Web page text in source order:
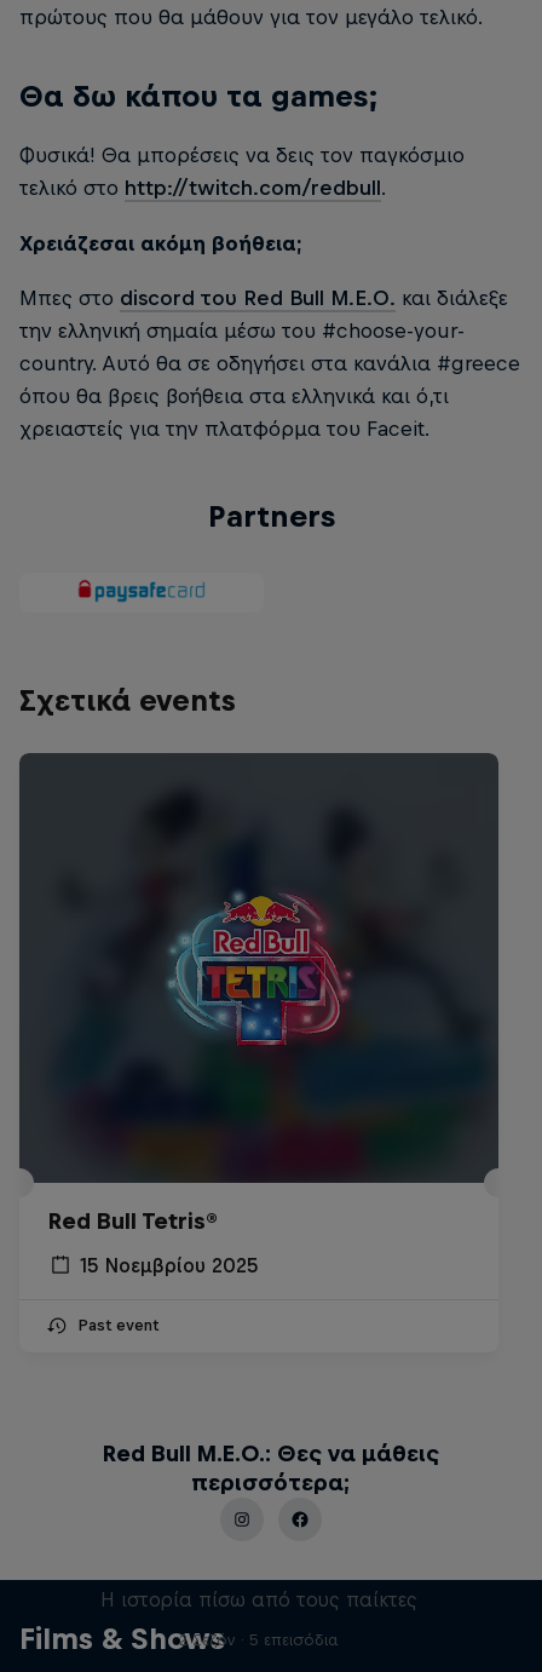
πρώτους που θα μάθουν για τον μεγάλο τελικό.
Θα δω κάπου τα games;
Φυσικά! Θα μπορέσεις να δεις τον παγκόσμιο
τελικό στο http://twitch.com/redbull.
Χρειάζεσαι ακόμη βοήθεια;
Μπες στο discord του Red Bull M.E.O. και διάλεξε
την ελληνική σημαία μέσω του #choose-your-
country. Αυτό θα σε οδηγήσει στα κανάλια #greece
όπου θα βρεις βοήθεια στα ελληνικά και ό,τι
χρειαστείς για την πλατφόρμα του Faceit.
Partners
Σχετικά events
Red Bull Tetris®
15 Νοεμβρίου 2025
Past event
Red Bull M.E.O.: Θες να μάθεις
περισσότερα;
Films & Shows
Η ιστορία πίσω από τους παίκτες
2 Σεζόν · 5 επεισόδια